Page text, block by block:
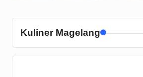
Kuliner Magelang